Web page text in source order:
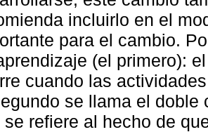
incluirlo en el
para el cambio.
(el primero):
cuando las
se llama el
se refiere al hecho de